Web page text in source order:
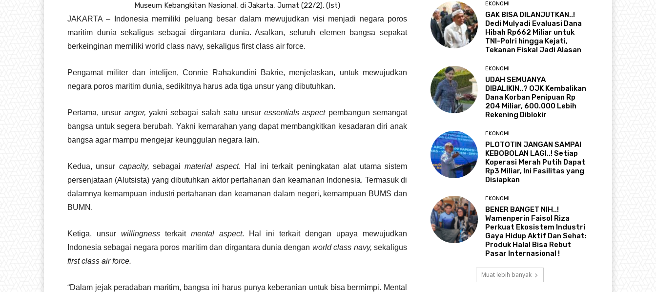
Museum Kebangkitan Nasional, di Jakarta, Jumat (22/2). (Ist)
JAKARTA – Indonesia memiliki peluang besar dalam mewujudkan visi menjadi negara poros
maritim dunia sekaligus sebagai dirgantara dunia. Asalkan, seluruh elemen bangsa sepakat
berkeinginan memiliki world class navy, sekaligus first class air force.
Pengamat militer dan intelijen, Connie Rahakundini Bakrie, menjelaskan, untuk mewujudkan
negara poros maritim dunia, sedikitnya harus ada tiga unsur yang dibutuhkan.
Pertama, unsur anger, yakni sebagai salah satu unsur essentials aspectpembangun semangat
bangsa untuk segera berubah. Yakni kemarahan yang dapat membangkitkan kesadaran diri anak
bangsa agar mampu mengejar keunggulan negara lain.
Kedua, unsur capacity, sebagai material aspect. Hal ini terkait peningkatan alat utama sistem
persenjataan (Alutsista) yang dibutuhkan aktor pertahanan dan keamanan Indonesia. Termasuk di
dalamnya kemampuan industri pertahanan dan keamanan dalam negeri, kemampuan BUMS dan
BUMN.
Ketiga, unsur willingness terkait mental aspect. Hal ini terkait dengan upaya mewujudkan
Indonesia sebagai negara poros maritim dan dirgantara dunia dengan world class navy, sekaligus
first class air force.
“Dalam jejak peradaban maritim, bangsa ini harus punya keberanian untuk bisa bermimpi. Mental
EKONOMI
GAK BISA DILANJUTKAN..!
Dedi Mulyadi Evaluasi Dana
Hibah Rp662 Miliar untuk
TNI-Polri hingga Kejati,
Tekanan Fiskal Jadi Alasan
EKONOMI
UDAH SEMUANYA
DIBALIKIN..? OJK Kembalikan
Dana Korban Penipuan Rp
204 Miliar, 600.000 Lebih
Rekening Diblokir
EKONOMI
PLOTOTIN JANGAN SAMPAI
KEBOBOLAN LAGI..! Setiap
Koperasi Merah Putih Dapat
Rp3 Miliar, Ini Fasilitas yang
Disiapkan
EKONOMI
BENER BANGET NIH..!
Wamenperin Faisol Riza
Perkuat Ekosistem Industri
Gaya Hidup Aktif Dan Sehat:
Produk Halal Bisa Rebut
Pasar Internasional !
Muat lebih banyak